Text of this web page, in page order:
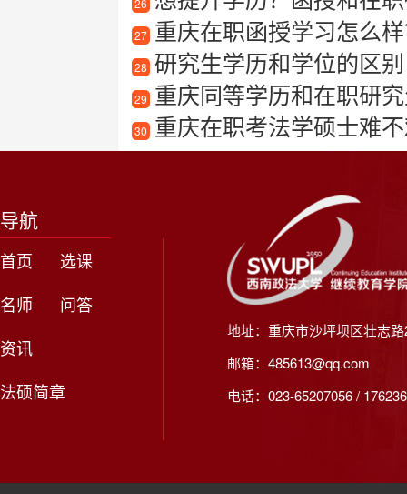
26
27 重庆在职函授学习怎么
28 研究生学历和学位的区别
29 重庆同等学历和在职研
30 重庆在职考法学硕士难
导航
首页
选课
名师
问答
资讯
法硕简章
地址：重庆市沙坪坝区壮志
邮箱：485613@qq.com
电话：023-65207056 /